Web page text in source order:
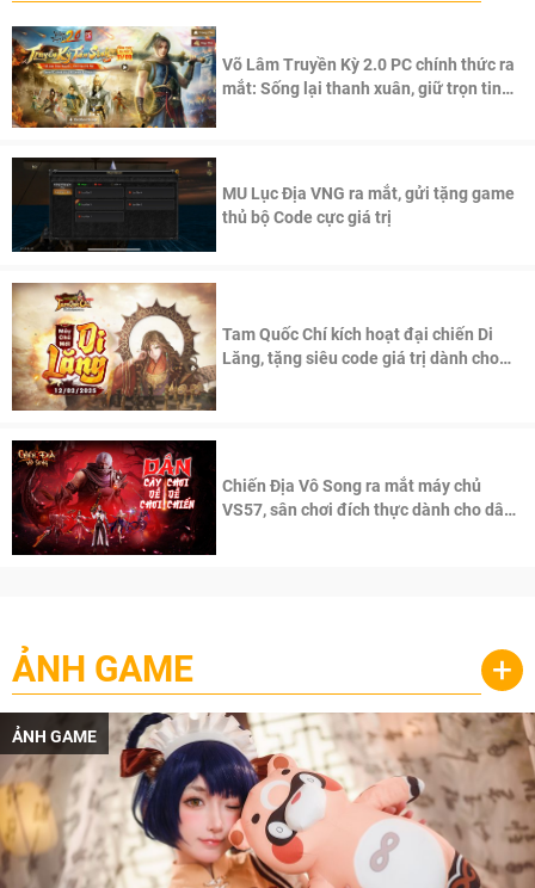
Võ Lâm Truyền Kỳ 2.0 PC chính thức ra
mắt: Sống lại thanh xuân, giữ trọn tinh
MU Lục Địa VNG ra mắt, gửi tặng game
thủ bộ Code cực giá trị
Tam Quốc Chí kích hoạt đại chiến Di
Lăng, tặng siêu code giá trị dành cho
Chiến Địa Vô Song ra mắt máy chủ
VS57, sân chơi đích thực dành cho dân
ẢNH GAME +
ẢNH GAME